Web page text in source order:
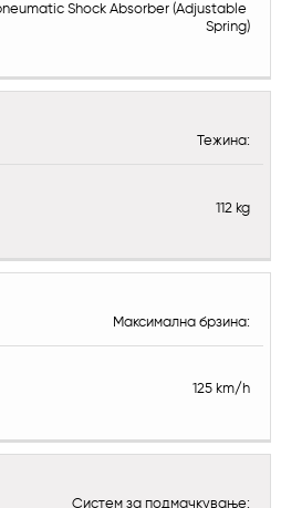
Shock Absorber (Adjustable
Spring)
Тежина:
112 kg
Максимална брзина:
125 km/h
Систем за подмачкување: